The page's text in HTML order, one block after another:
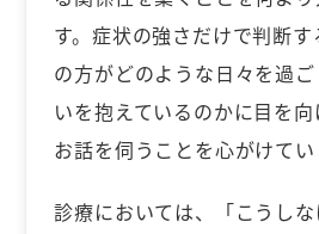
す。症状の強さだけで判断
の方がどのような日々を過
いを抱えているのかに目を
お話を伺うことを心がけてい
診療においては、「こうしな